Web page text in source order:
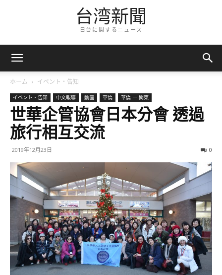
台湾新聞
日台に関するニュース
ホーム イベント・告知
イベント・告知 中文報導 動画 華僑 華僑 ー 関東
世華企管協會日本分會 透過
旅行相互交流
2019年12月23日 0